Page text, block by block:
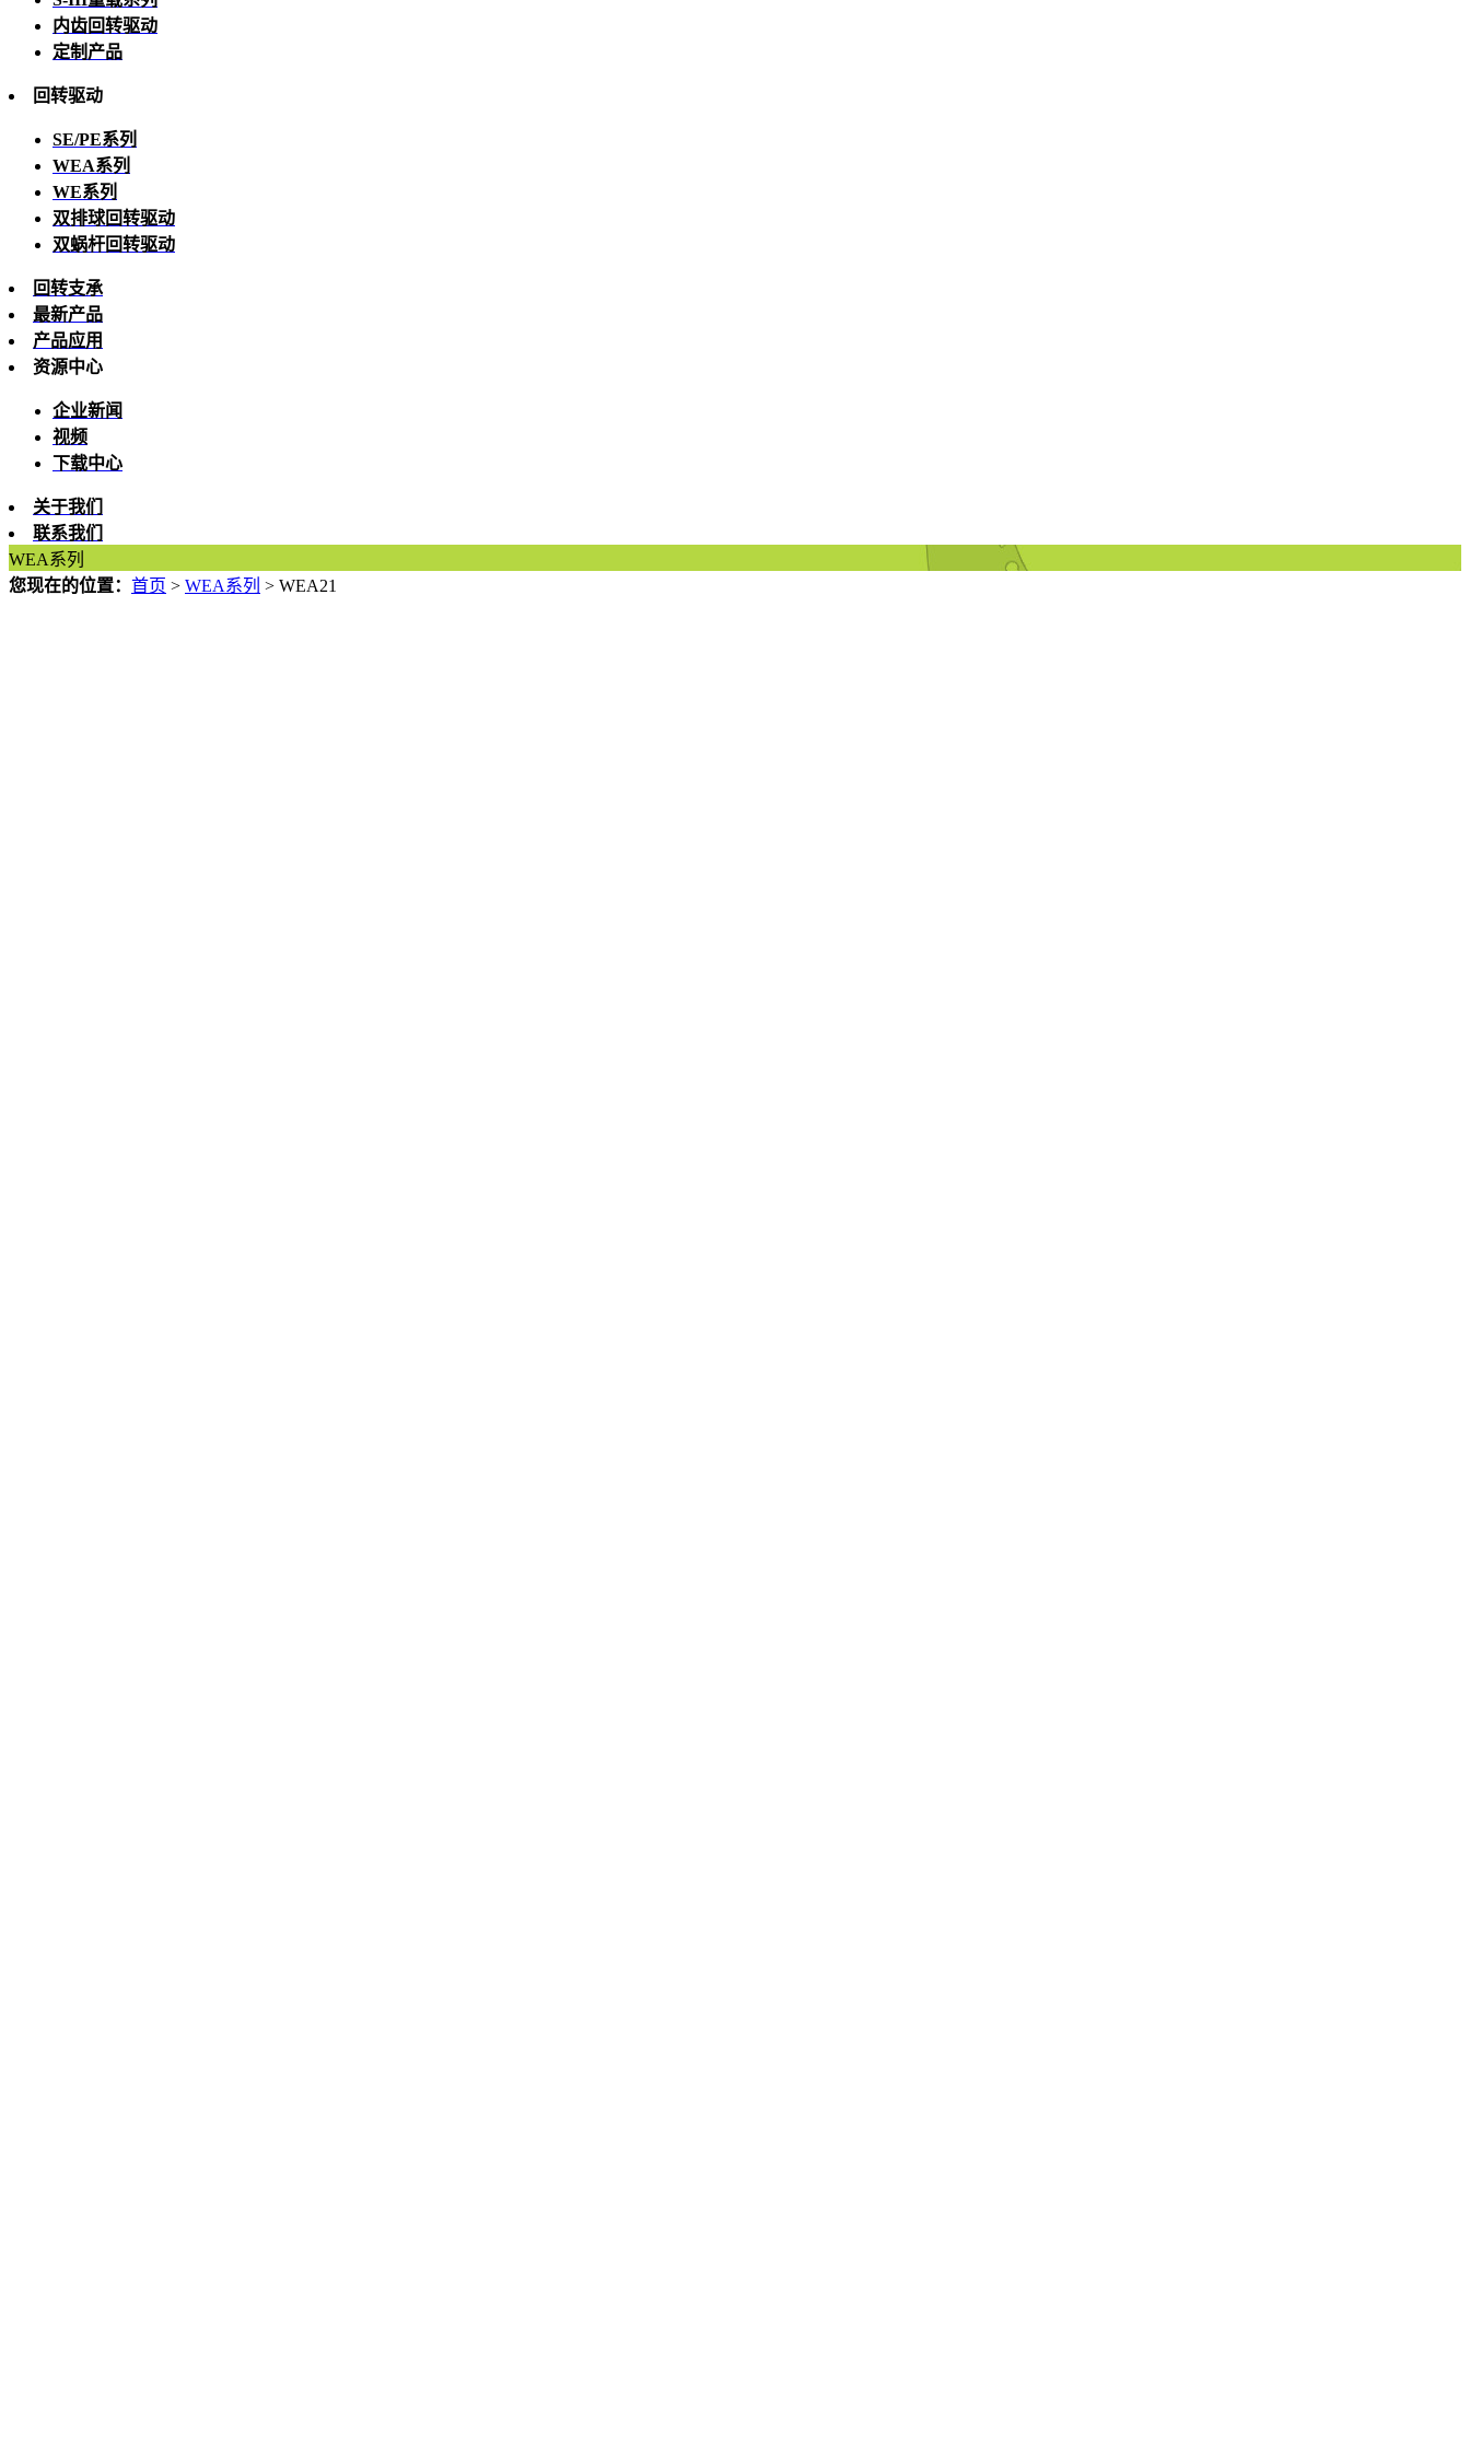
内齿回转驱动
定制产品
回转驱动
SE/PE系列
WEA系列
WE系列
双排球回转驱动
双蜗杆回转驱动
回转支承
最新产品
产品应用
资源中心
企业新闻
视频
下载中心
关于我们
联系我们
WEA系列
您现在的位置： 首页 > WEA系列 > WEA21